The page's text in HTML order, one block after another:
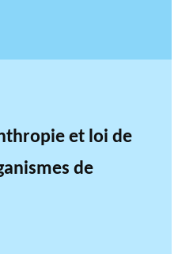
et loi de
de